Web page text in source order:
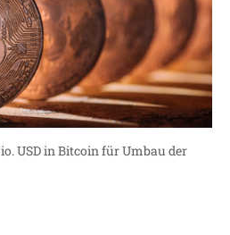
USD in Bitcoin für Umbau der